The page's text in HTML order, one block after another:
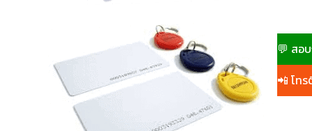
💬 สอ
📲 โท